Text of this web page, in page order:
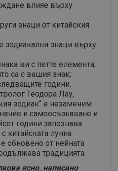
влияе върху
знаци от китайския
зодиакални знаци върху
ви с петте елемента;
са с вашия знак;
години.
Теодора Лау,
зодиак“ е незаменим
и самоосъзнаване и
години запознава
китайската лунна
обновено от нейната
традицията.
ясно, написано